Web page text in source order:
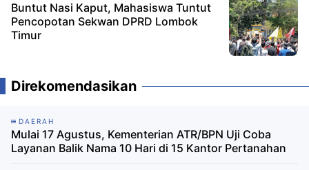
Buntut Nasi Kaput, Mahasiswa Tuntut
Pencopotan Sekwan DPRD Lombok
Timur
Direkomendasikan
DAERAH
Mulai 17 Agustus, Kementerian ATR/BPN Uji Coba
Layanan Balik Nama 10 Hari di 15 Kantor Pertanahan